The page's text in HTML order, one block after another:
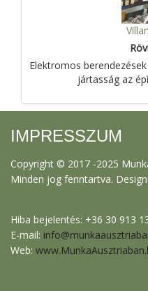
Elektromos
jártasság az
IMPRESSZUM
Copyright © 2017 -2025
Minden jog fenntartva.
Hiba bejelentés: +36 30 913
E-mail:
Web: